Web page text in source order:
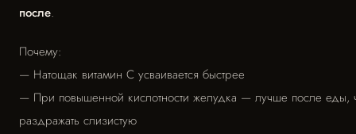
после.
Почему:
— Натощак витамин С усваивается быстрее
— При повышенной кислотности желудка — лучше после еды,
раздражать слизистую